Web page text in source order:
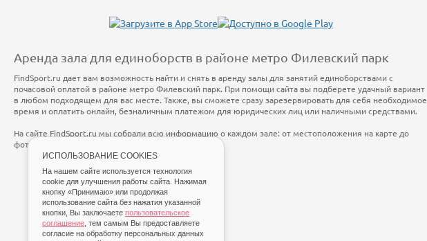
ИСПОЛЬЗОВАНИЕ COOKIES
На нашем сайте используется технология
cookie для улучшения работы сайта. Нажимая
кнопку «Принимаю» или продолжая
использование сайта без нажатия указанной
кнопки, Вы заключаете пользовательское
соглашение , тем самым Вы предоставляете
согласие на обработку персональных данных
Аренда зала для единоборств в районе метро Филевский парк
FindSport.ru дает вам возможность найти и снять в аренду залы для занятий единоборствами с
почасовой оплатой в районе метро Филевский парк. При помощи сайта вы подберете удачный вариант
в любом подходящем для вас месте. Также, вы сможете сразу зарезервировать для себя необходимое
время и оплатить онлайн, безналичным платежом для юридических лиц или наличными средствами.
На сайте FindSport.ru мы собрали всю информацию о каждом зале: от местоположения на карте до
фотографий и стоимости занятий.